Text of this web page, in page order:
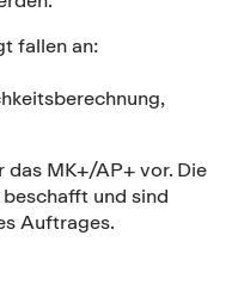
fallen an:
das MK+/AP+ vor. Die
und sind
Auftrages.